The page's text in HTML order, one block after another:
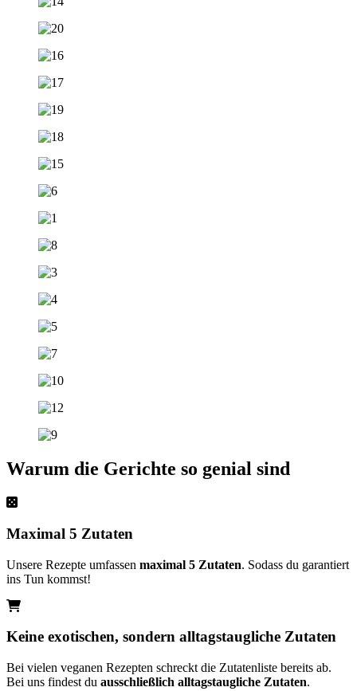
Warum die Gerichte so genial sind
Maximal 5 Zutaten
Unsere Rezepte umfassen maximal 5 Zutaten. Sodass du garantiert
ins Tun kommst!
Keine exotischen, sondern alltagstaugliche Zutaten
Bei vielen veganen Rezepten schreckt die Zutatenliste bereits ab.
Bei uns findest du ausschließlich alltagstaugliche Zutaten.